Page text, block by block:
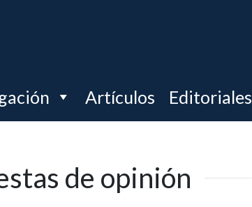
Artículos Editoriales
de opinión